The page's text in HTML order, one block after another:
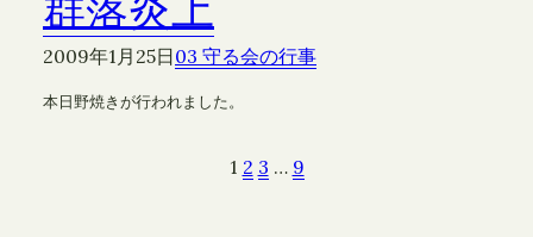
2009年1月25日03 守る会の行事
本日野焼きが行われました。
1 2 3 … 9